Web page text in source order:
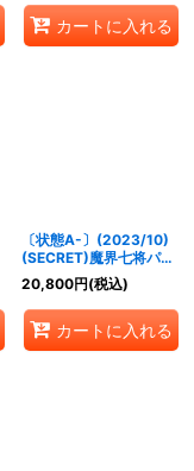
カートに入れる
〔状態A-〕(2023/10)
(SECRET)魔界七将パン
デミウムXV【XV-
SEC】{BS65-XV02}
《紫》
20,800円(税込)
カートに入れる